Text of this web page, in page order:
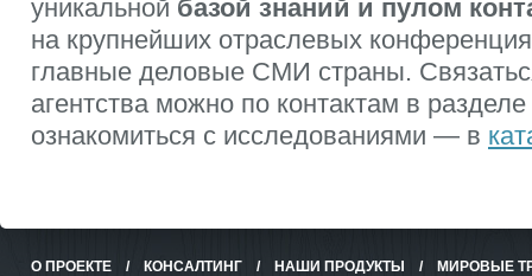
уникальной базой знаний и пулом
на крупнейших отраслевых
главные деловые СМИ страны.
агентства можно по контактам в разделе
ознакомиться с исследованиями — в
О ПРОЕКТЕ / КОНСАЛТИНГ / НАШИ ПРОДУКТЫ / МИРОВЫЕ